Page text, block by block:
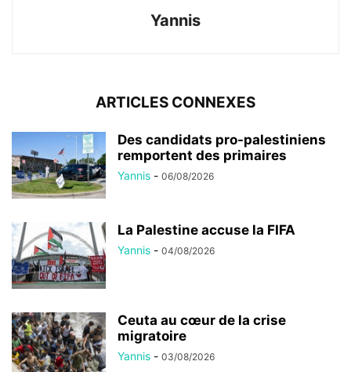
Yannis
ARTICLES CONNEXES
Des candidats pro-palestiniens
remportent des primaires
Yannis - 06/08/2026
La Palestine accuse la FIFA
Yannis - 04/08/2026
Ceuta au cœur de la crise
migratoire
Yannis - 03/08/2026